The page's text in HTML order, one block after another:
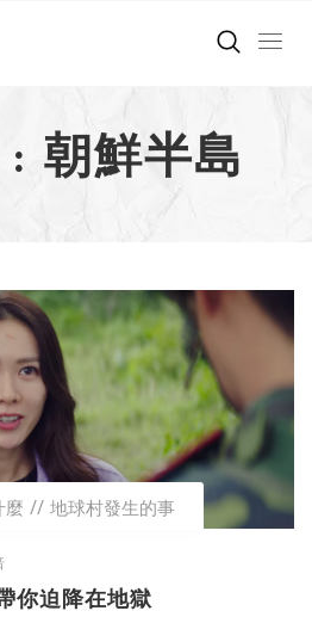
: 朝鮮半島
麼 地球村發生的事
你迫降在地獄